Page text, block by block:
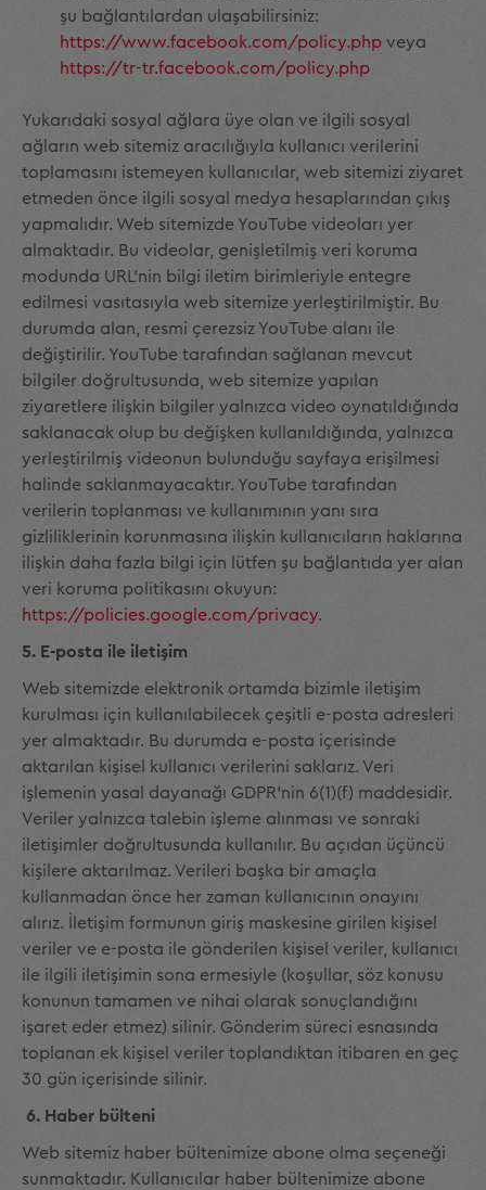
şu bağlantılardan ulaşabilirsiniz:
https://www.facebook.com/policy.php veya
https://tr-tr.facebook.com/policy.php
Yukarıdaki sosyal ağlara üye olan ve ilgili sosyal
ağların web sitemiz aracılığıyla kullanıcı verilerini
toplamasını istemeyen kullanıcılar, web sitemizi ziyaret
etmeden önce ilgili sosyal medya hesaplarından çıkış
yapmalıdır. Web sitemizde YouTube videoları yer
almaktadır. Bu videolar, genişletilmiş veri koruma
modunda URL'nin bilgi iletim birimleriyle entegre
edilmesi vasıtasıyla web sitemize yerleştirilmiştir. Bu
durumda alan, resmi çerezsiz YouTube alanı ile
değiştirilir. YouTube tarafından sağlanan mevcut
bilgiler doğrultusunda, web sitemize yapılan
ziyaretlere ilişkin bilgiler yalnızca video oynatıldığında
saklanacak olup bu değişken kullanıldığında, yalnızca
yerleştirilmiş videonun bulunduğu sayfaya erişilmesi
halinde saklanmayacaktır. YouTube tarafından
verilerin toplanması ve kullanımının yanı sıra
gizliliklerinin korunmasına ilişkin kullanıcıların haklarına
ilişkin daha fazla bilgi için lütfen şu bağlantıda yer alan
veri koruma politikasını okuyun:
https://policies.google.com/privacy.
5. E-posta ile iletişim
Web sitemizde elektronik ortamda bizimle iletişim
kurulması için kullanılabilecek çeşitli e-posta adresleri
yer almaktadır. Bu durumda e-posta içerisinde
aktarılan kişisel kullanıcı verilerini saklarız. Veri
işlemenin yasal dayanağı GDPR'nin 6(1)(f) maddesidir.
Veriler yalnızca talebin işleme alınması ve sonraki
iletişimler doğrultusunda kullanılır. Bu açıdan üçüncü
kişilere aktarılmaz. Verileri başka bir amaçla
kullanmadan önce her zaman kullanıcının onayını
alırız. İletişim formunun giriş maskesine girilen kişisel
veriler ve e-posta ile gönderilen kişisel veriler, kullanıcı
ile ilgili iletişimin sona ermesiyle (koşullar, söz konusu
konunun tamamen ve nihai olarak sonuçlandığını
işaret eder etmez) silinir. Gönderim süreci esnasında
toplanan ek kişisel veriler toplandıktan itibaren en geç
30 gün içerisinde silinir.
6. Haber bülteni
Web sitemiz haber bültenimize abone olma seçeneği
sunmaktadır. Kullanıcılar haber bültenimize abone